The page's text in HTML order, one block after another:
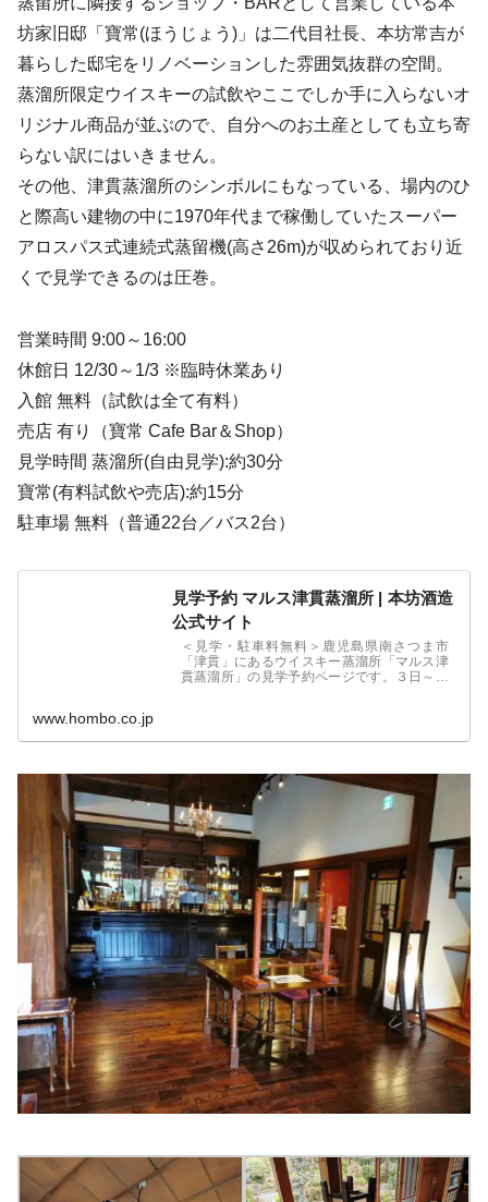
坊家旧邸「寶常(ほうじょう)」は二代目社長、本坊常吉が
暮らした邸宅をリノベーションした雰囲気抜群の空間。
蒸溜所限定ウイスキーの試飲やここでしか手に入らないオ
リジナル商品が並ぶので、自分へのお土産としても立ち寄
らない訳にはいきません。
その他、津貫蒸溜所のシンボルにもなっている、場内のひ
と際高い建物の中に1970年代まで稼働していたスーパー
アロスパス式連続式蒸留機(高さ26m)が収められており近
くで見学できるのは圧巻。
営業時間 9:00～16:00
休館日 12/30～1/3 ※臨時休業あり
入館 無料（試飲は全て有料）
売店 有り（寶常 Cafe Bar＆Shop）
見学時間 蒸溜所(自由見学):約30分
寶常(有料試飲や売店):約15分
駐車場 無料（普通22台／バス2台）
見学予約 マルス津貫蒸溜所 | 本坊酒造
公式サイト
＜見学・駐車料無料＞鹿児島県南さつま市
「津貫」にあるウイスキー蒸溜所「マルス津
貫蒸溜所」の見学予約ページです。３日～３
www.hombo.co.jp